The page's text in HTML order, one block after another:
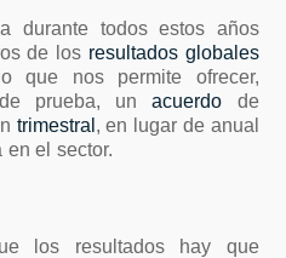
durante todos estos años
de los resultados globales
que nos permite ofrecer,
prueba, unacuerdo de
trimestral , en lugar de anual
en el sector.
los resultados hay que